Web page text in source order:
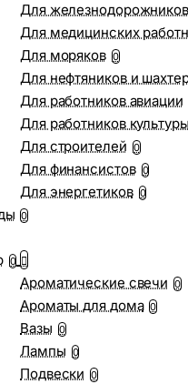
Для железнодорожников
Для медицинских
Для моряков 0
Для нефтяников и
Для работников авиации
Для работников
Для строителей 0
Для финансистов 0
Для энергетиков 0
0
0
Ароматические свечи 0
Ароматы для дома 0
Вазы 0
Лампы 0
Подвески 0